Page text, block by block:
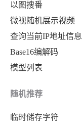
以图搜番
微视随机展示视频
查询当前IP地址信息
Base16编解码
模型列表
随机推荐
临时储存字符